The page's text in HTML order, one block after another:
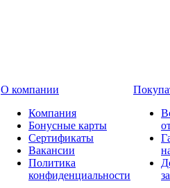
О компании
Компания
Бонусные карты
Сертификаты
Вакансии
Политика
конфиденциальности